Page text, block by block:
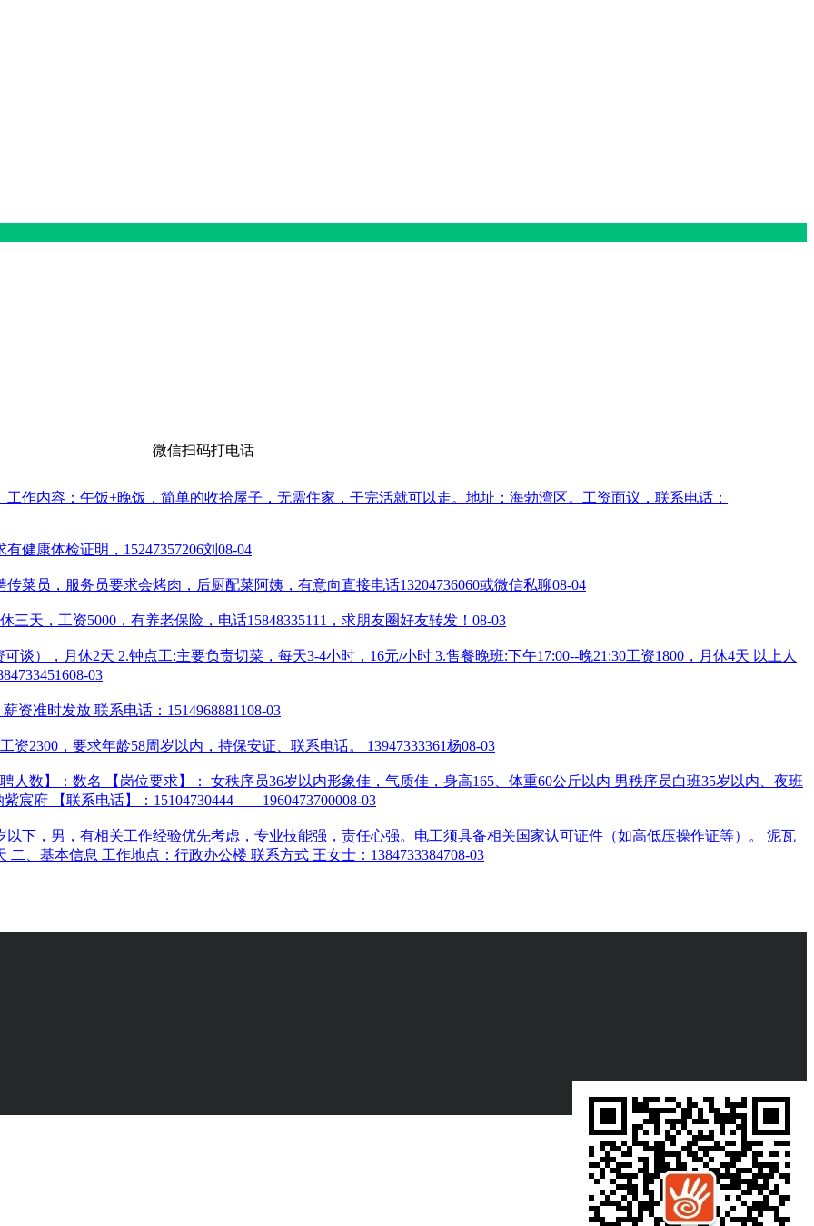
微信扫码打电话
作内容：午饭+晚饭，简单的收拾屋子，无需住家，干完活就可以走。地址：海勃湾区。工资面议，联系电话：
健康体检证明，15247357206刘 08-04
菜员，服务员要求会烤肉，后厨配菜阿姨，有意向直接电话13204736060或微信私聊08-04
天，工资5000，有养老保险，电话15848335111，求朋友圈好友转发！ 08-03
谈），月休2天 2.钟点工:主要负责切菜，每天3-4小时，16元/小时 3.售餐晚班:下午17:00--晚21:30工资1800，月休4天 以上人
08-03
资准时发放 联系电话：1514968881108-03
2300，要求年龄58周岁以内，持保安证、联系电话。 13947333361杨08-03
数】：数名 【岗位要求】： 女秩序员36岁以内形象佳，气质佳，身高165、体重60公斤以内 男秩序员白班35岁以内、夜班
宸府 【联系电话】：15104730444——1960473700008-03
下，男，有相关工作经验优先考虑，专业技能强，责任心强。电工须具备相关国家认可证件（如高低压操作证等）。 泥瓦
、基本信息 工作地点：行政办公楼 联系方式 王女士：1384733384708-03